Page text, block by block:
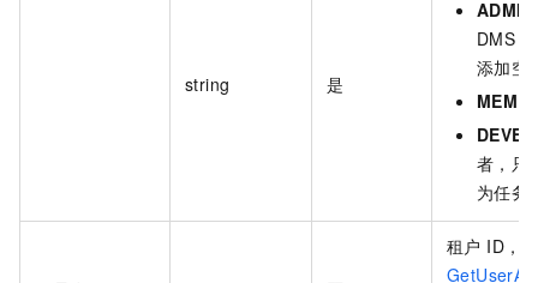
string 是
ADMIN
DMS
添加空
者，只
为任务
租户 ID，